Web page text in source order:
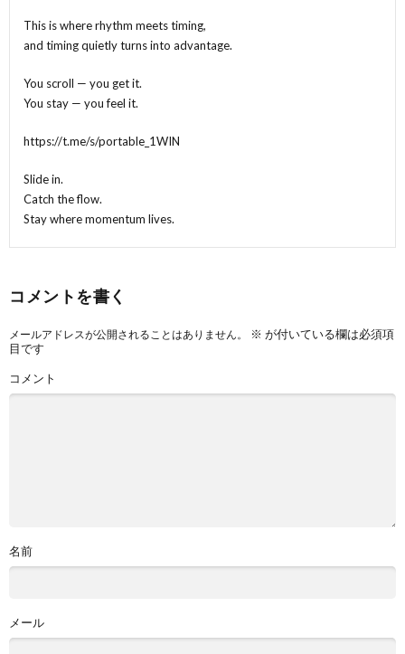
This is where rhythm meets timing,
and timing quietly turns into advantage.
You scroll — you get it.
You stay — you feel it.
https://t.me/s/portable_1WIN
Slide in.
Catch the flow.
Stay where momentum lives.
コメントを書く
メールアドレスが公開されることはありません。 ※ が付いている欄は必須項
目です
コメント
名前
メール